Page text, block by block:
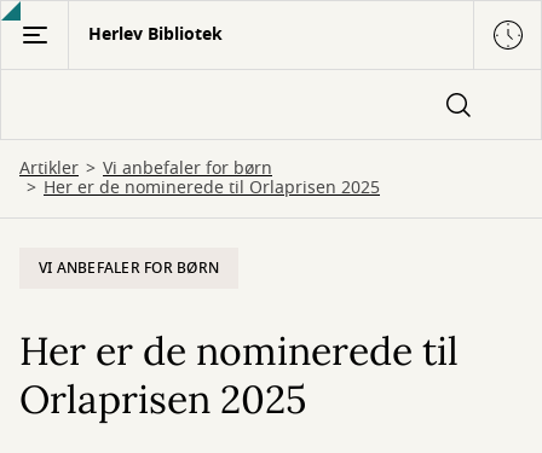
Gå
hovedindhold
Herlev Bibliotek
Artikler Vi anbefaler for børn
Her er de nominerede til Orlaprisen 2025
VI ANBEFALER FOR BØRN
Her er de nominerede til
Orlaprisen 2025